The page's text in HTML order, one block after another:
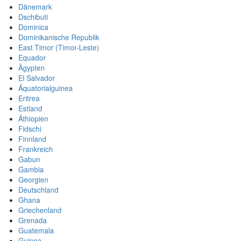
Dänemark
Dschibuti
Dominica
Dominikanische Republik
East Timor (Timor-Leste)
Equador
Ägypten
El Salvador
Äquatorialguinea
Eritrea
Estland
Äthiopien
Fidschi
Finnland
Frankreich
Gabun
Gambia
Georgien
Deutschland
Ghana
Griechenland
Grenada
Guatemala